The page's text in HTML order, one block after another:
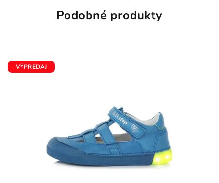
Podobné produkty
VÝPREDAJ